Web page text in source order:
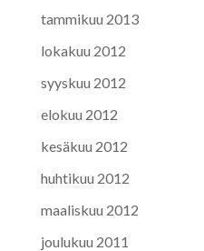
tammikuu 2013
lokakuu 2012
syyskuu 2012
elokuu 2012
kesäkuu 2012
huhtikuu 2012
maaliskuu 2012
joulukuu 2011